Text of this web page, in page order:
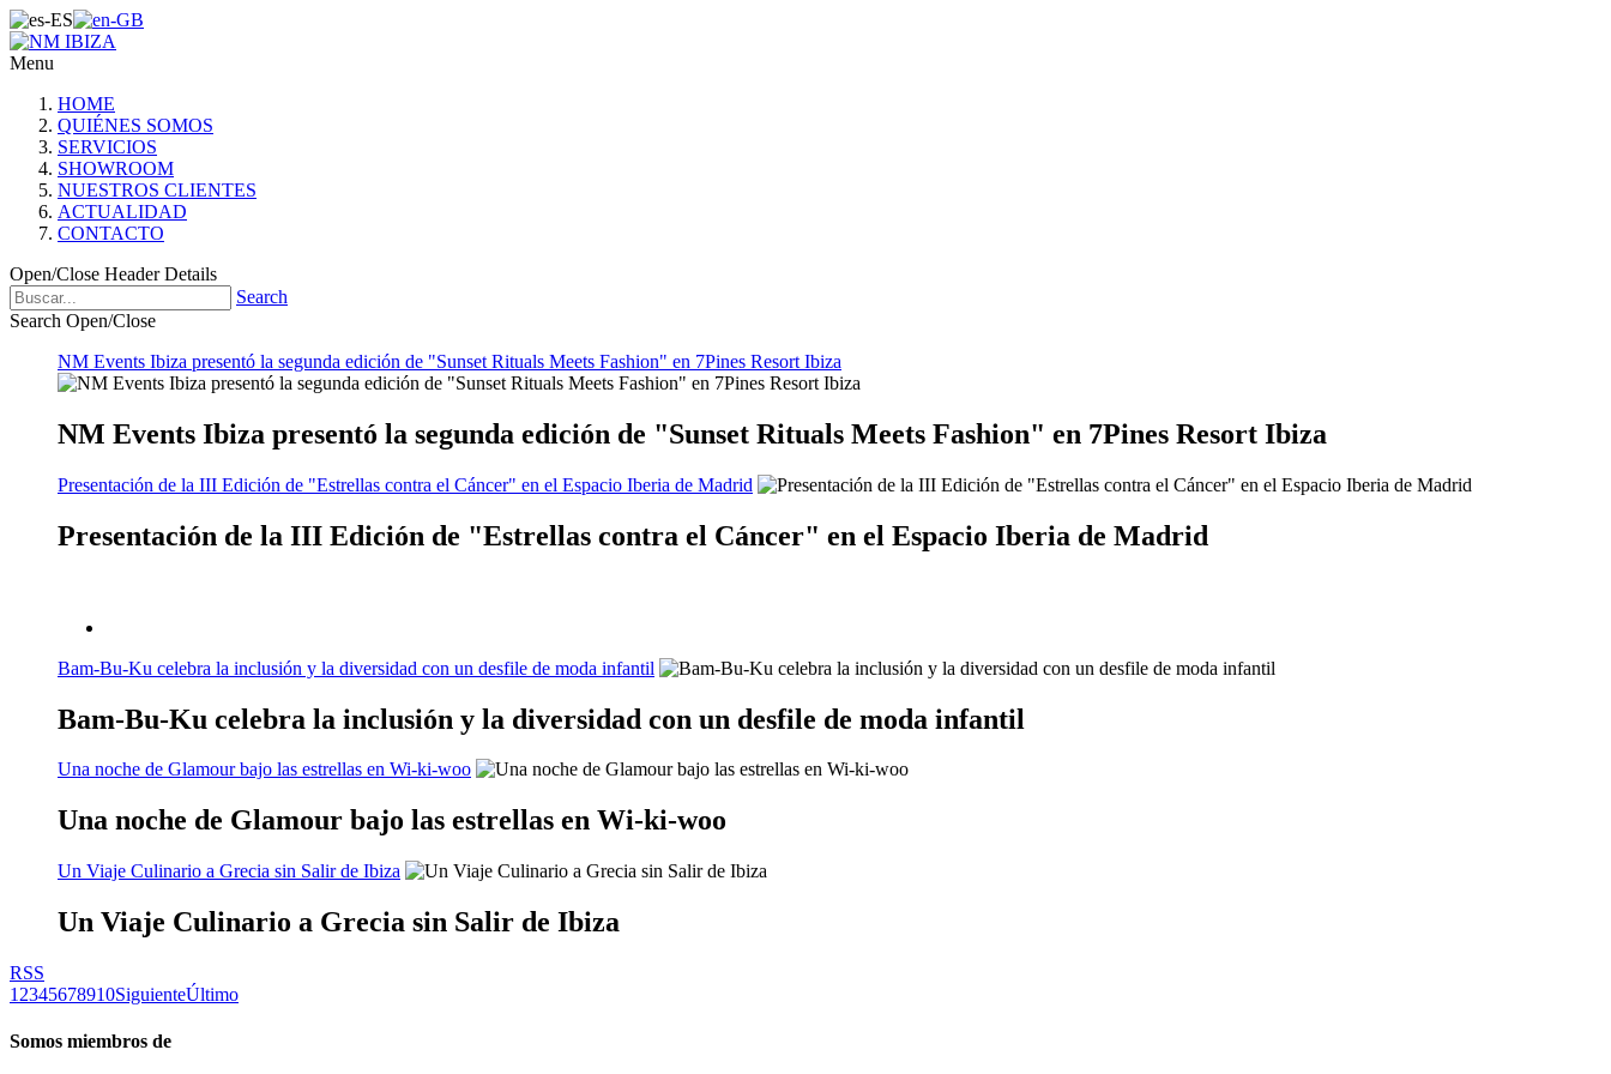
Menu
HOME
QUIÉNES SOMOS
SERVICIOS
SHOWROOM
NUESTROS CLIENTES
ACTUALIDAD
CONTACTO
Open/Close Header Details
Search
Search Open/Close
NM Events Ibiza presentó la segunda edición de "Sunset Rituals Meets Fashion" en 7Pines Resort Ibiza
NM Events Ibiza presentó la segunda edición de "Sunset Rituals Meets Fashion" en 7Pines Resort Ibiza
Presentación de la III Edición de "Estrellas contra el Cáncer" en el Espacio Iberia de Madrid
Presentación de la III Edición de "Estrellas contra el Cáncer" en el Espacio Iberia de Madrid
Bam-Bu-Ku celebra la inclusión y la diversidad con un desfile de moda infantil
Bam-Bu-Ku celebra la inclusión y la diversidad con un desfile de moda infantil
Una noche de Glamour bajo las estrellas en Wi-ki-woo
Una noche de Glamour bajo las estrellas en Wi-ki-woo
Un Viaje Culinario a Grecia sin Salir de Ibiza
Un Viaje Culinario a Grecia sin Salir de Ibiza
RSS
1 2345678910SiguienteÚltimo
Somos miembros de